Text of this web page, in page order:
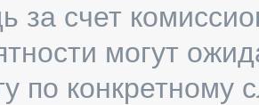
за счет
могут
по